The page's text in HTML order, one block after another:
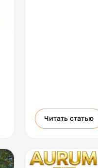
Читать статью